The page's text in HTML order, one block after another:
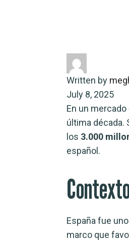
Written by
July 8, 2025
En un
última década.
los 3.000
español.
España fue
marco que